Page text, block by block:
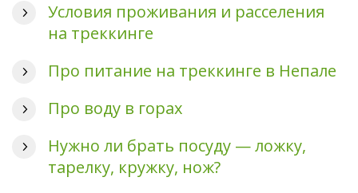
Условия проживания и расселения
на треккинге
Про питание на треккинге в Непале
Про воду в горах
Нужно ли брать посуду — ложку,
тарелку, кружку, нож?